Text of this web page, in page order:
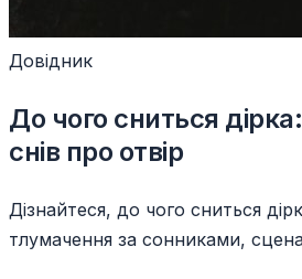
Довідник
До чого сниться
снів про отвір
Дізнайтеся, до чого сниться
тлумачення за сонниками,